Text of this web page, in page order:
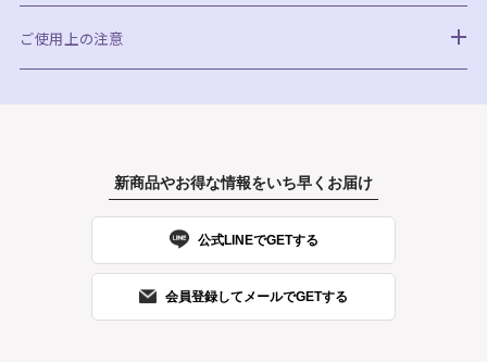
ご使用上の注意
新商品やお得な情報をいち早くお届け
公式LINEでGETする
会員登録してメールでGETする